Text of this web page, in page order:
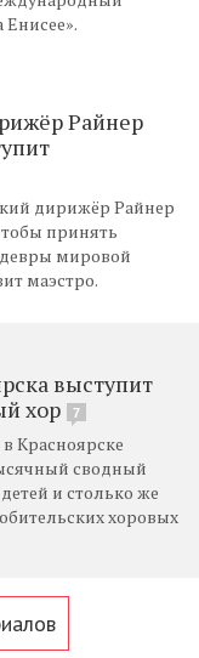
Райнер
дирижёр Райнер
принять
мировой
маэстро.
выступит
хор
7
Красноярске
сводный
и столько же
хоровых